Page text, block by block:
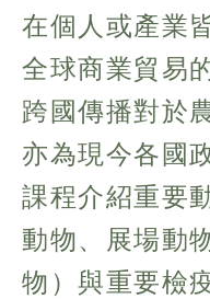
在個人或產業
全球商業貿易
跨國傳播對於
亦為現今各國
課程介紹重要
動物、展場動
物）與重要檢